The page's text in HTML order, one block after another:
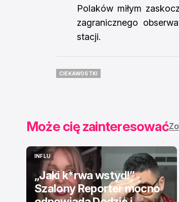
Polaków miłym
zagranicznego
stacji.
CIEKAWOSTKI
Może cię zainteresować
INFLU
INFLU
„Jaki k*rwa wstyd!”
Szalony Reporter mocno